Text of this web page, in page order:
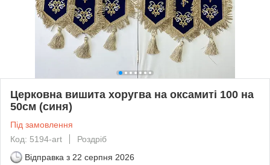
Церковна вишита хоругва на оксамиті 100 на
50см (синя)
Під замовлення
Код: 5194-art
Роздріб
Відправка з 22 серпня 2026